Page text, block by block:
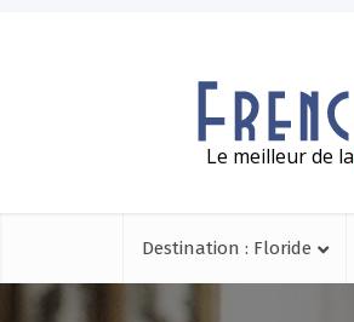
Le meilleur de la
Destination : Floride